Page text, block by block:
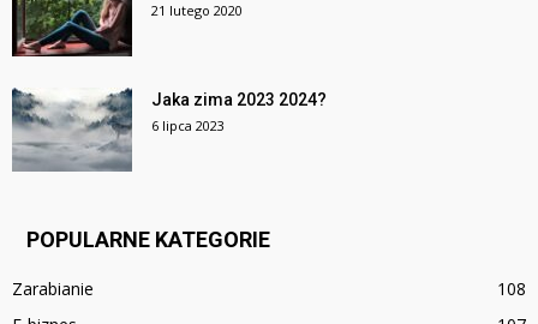
21 lutego 2020
Jaka zima 2023 2024?
6 lipca 2023
POPULARNE KATEGORIE
Zarabianie
108